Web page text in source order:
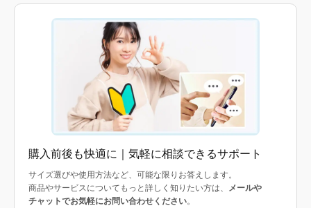
購入前後も快適に｜気軽に相談できるサポート
サイズ選びや使用方法など、可能な限りお答えします。
商品やサービスについてもっと詳しく知りたい方は、 メールや
チャットでお気軽にお問い合わせください。